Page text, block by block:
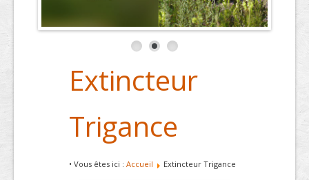
Extincteur
Trigance
• Vous êtes ici : Accueil Extincteur Trigance